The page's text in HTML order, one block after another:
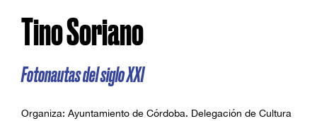
Tino Soriano
Fotonautas del siglo XXI
Organiza: Ayuntamiento de Córdoba. Delegación de Cultura